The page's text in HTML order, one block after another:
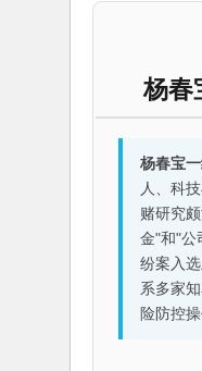
杨春
杨春宝
人、科
赌研究
金"和"公
纷案入
系多家
险防控